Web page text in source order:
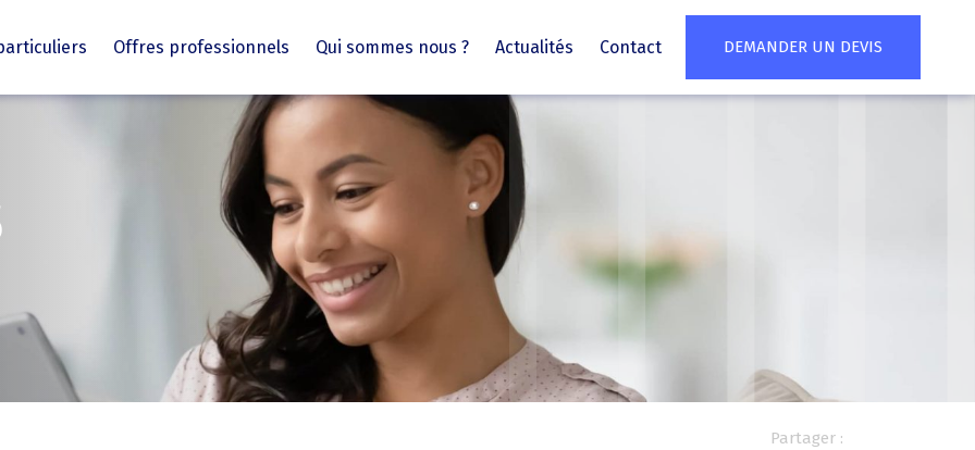
Offres professionnels Qui sommes nous ? Actualités Contact DEMANDER UN DEVIS
Partager :